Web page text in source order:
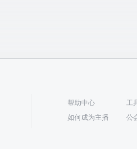
帮助中心
工
如何成为主播
公